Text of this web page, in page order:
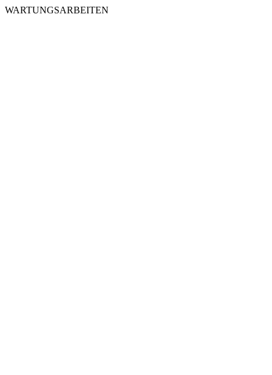
WARTUNGSARBEITEN